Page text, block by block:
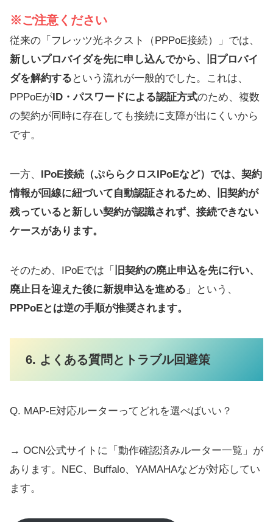
※ご注意ください
従来の「フレッツ光ネクスト（PPPoE接続）」では、
新しいプロバイダを先に申し込んでから、旧プロバイ
ダを解約する という流れが一般的でした。これは、
PPPoEがID・パスワードによる認証方式のため、複数
の契約が同時に存在しても接続に支障が出にくいから
です。
一方、 IPoE接続（ぷららクロスIPoEなど）では、契約
情報が回線に紐づいて自動認証されるため、旧契約が
残っていると新しい契約が認識されず、接続できない
ケースがあります。
そのため、IPoEでは「
旧契約の廃止申込を先に行い、
廃止日を迎えた後に新規申込を進める 」という、
PPPoEとは逆の手順が推奨されます。
6. よくある質問とトラブル回避策
Q. MAP-E対応ルーターってどれを選べばいい？
→ OCN公式サイトに「動作確認済みルーター一覧」が
あります。NEC、Buffalo、YAMAHAなどが対応してい
ます。